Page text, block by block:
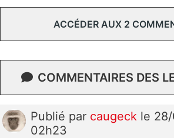
ACCÉDER AUX 2
COMMENTAIRES DES
Publié par caugeck le
02h23